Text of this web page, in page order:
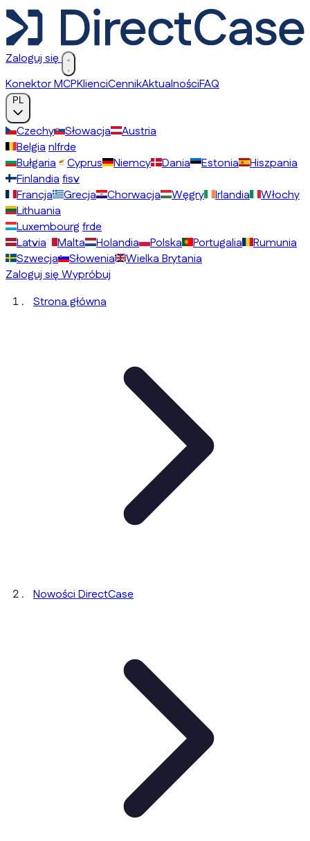
Zaloguj się
Konektor MCPKlienciCennikAktualnościFAQ
Czechy Słowacja
Austria
Belgianlfrde
Bułgaria
Cyprus Niemcy Dania Estonia
Hiszpania
Finlandiafisv
Francja
Grecja Chorwacja Węgry Irlandia
Włochy
Lithuania
Luxembourg frde
Latvia
Malta Holandia Polska Portugalia
Rumunia
Szwecja
Słowenia
Wielka Brytania
Zaloguj sięWypróbuj
Strona główna
Nowości DirectCase